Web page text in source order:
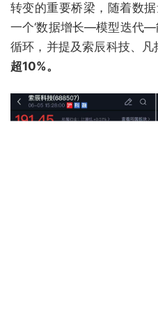
转变的重要桥梁，随着数
一个‘数据增长—模型迭代
循环，并提及索辰科技、凡
超10%。